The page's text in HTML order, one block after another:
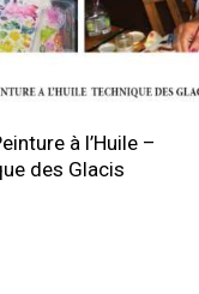
à l’Huile –
des Glacis